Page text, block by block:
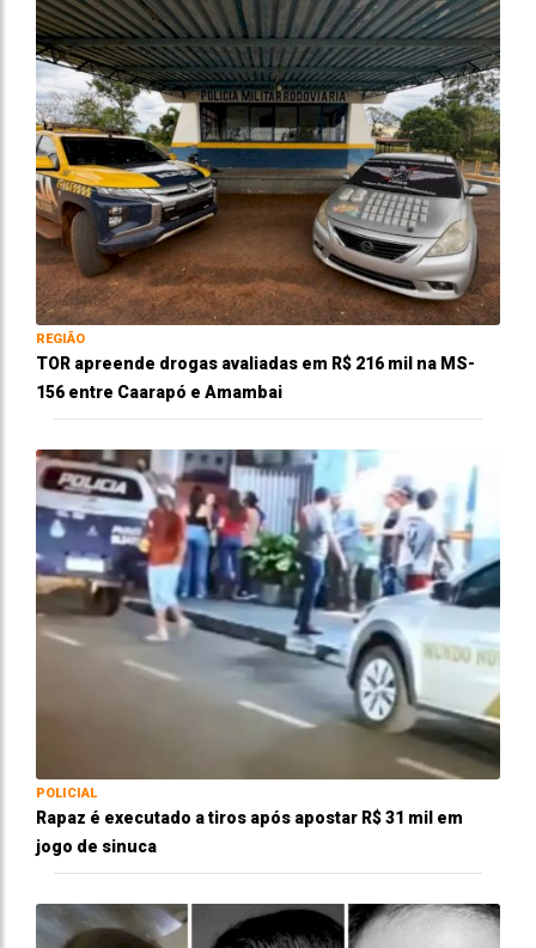
REGIÃO
TOR apreende drogas avaliadas em R$ 216 mil na MS-
156 entre Caarapó e Amambai
POLICIAL
Rapaz é executado a tiros após apostar R$ 31 mil em
jogo de sinuca